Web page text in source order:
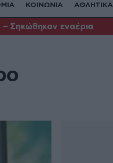
ΚΟΙΝΩΝΙΑ ΑΘΛΗΤΙΚΑ
Σηκώθηκαν εναέρια